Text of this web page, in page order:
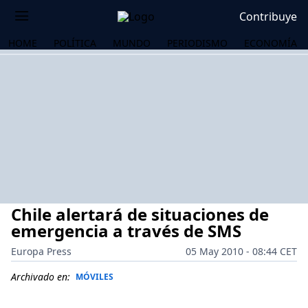
Contribuye
HOME POLÍTICA MUNDO PERIODISMO ECONOMÍA
Chile alertará de situaciones de
emergencia a través de SMS
Europa Press
05 May 2010 - 08:44 CET
Archivado en: MÓVILES